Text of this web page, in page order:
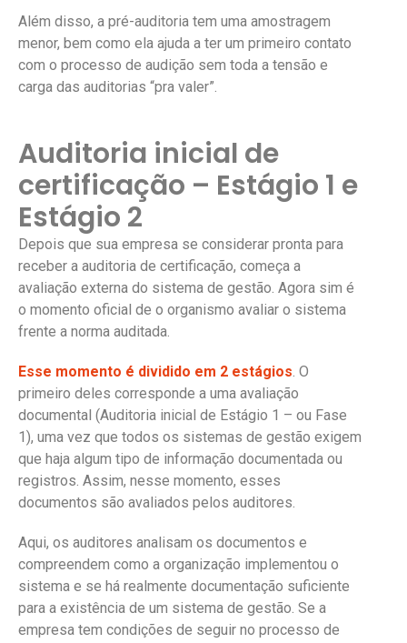
Além disso, a pré-auditoria tem uma amostragem
menor, bem como ela ajuda a ter um primeiro contato
com o processo de audição sem toda a tensão e
carga das auditorias “pra valer”.
Auditoria inicial de
certificação – Estágio 1 e
Estágio 2
Depois que sua empresa se considerar pronta para
receber a auditoria de certificação, começa a
avaliação externa do sistema de gestão. Agora sim é
o momento oficial de o organismo avaliar o sistema
frente a norma auditada.
Esse momento é dividido em 2 estágios. O
primeiro deles corresponde a uma avaliação
documental (Auditoria inicial de Estágio 1 – ou Fase
1), uma vez que todos os sistemas de gestão exigem
que haja algum tipo de informação documentada ou
registros. Assim, nesse momento, esses
documentos são avaliados pelos auditores.
Aqui, os auditores analisam os documentos e
compreendem como a organização implementou o
sistema e se há realmente documentação suficiente
para a existência de um sistema de gestão. Se a
empresa tem condições de seguir no processo de